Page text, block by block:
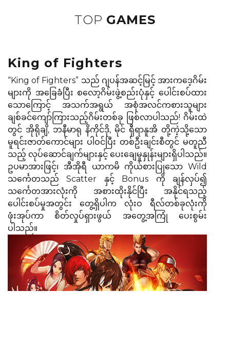
TOP GAMES
King of Fighters
“King of Fighters” သည် ဂျပန်အဆင့်မြင့် အားကဒေ့ဂိမ်း
များကို အခြေခံပြီး စလော့ဂိမ်းဖွဲ့စည်းပုံနှင့် ပေါင်းစပ်ထား
သောကြောင့် အသက်အရွယ် အစုံအလင်ကစားသူများ
ချစ်ခင်ကျော်ကြားသည့်ဂိမ်းတစ်ခု ဖြစ်လာပါသည်! ဂိမ်းထဲ
တွင် အိုရိုချိ, ဘနီမာရု နိကိုင်ဒို, မိုင် ရှီရာနူအိ တို့ကဲ့သို့သော
မူရင်းဇာတ်ကောင်များ ပါဝင်ပြီး တစ်ဦးချင်းစီတွင် မတူညီ
သည့် လုပ်ဆောင်ချက်များနှင့် ပေးချေမှုနှုန်းများရှိပါသည်။
ဥပမာအားဖြင့်၊ အီအိုရီ ယာဂာမိ ကိုယ်စားပြုသော Wild
သင်္ကေတသည် Scatter နှင့် Bonus ကို ချန်လှပ်၍
သင်္ကေတအားလုံးကို အစားထိုးနိုင်ပြီး အနိုင်ရသည့်
ပေါင်းစပ်မှုအတွင်း တွေ့ရှိပါက လုံးဝ ရီလ်တစ်ခုလုံးကို
ဖုံးအုပ်ကာ စိတ်လှုပ်ရှားဖွယ် အတွေ့အကြုံ ပေးစွမ်း
ပါသည်။